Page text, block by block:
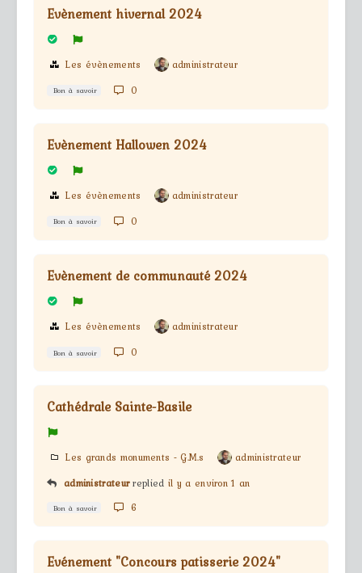
Evènement hivernal 2024
Les évènements administrateur
Bon à savoir 0
Evènement Hallowen 2024
Les évènements administrateur
Bon à savoir 0
Evènement de communauté 2024
Les évènements administrateur
Bon à savoir 0
Cathédrale Sainte-Basile
Les grands monuments - G.M.s
administrateur
administrateur replied il y a environ 1 an
Bon à savoir 6
Evénement "Concours patisserie 2024"